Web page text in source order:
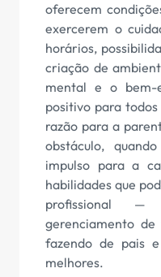
oferecem
exercerem o
horários,
criação de
mental e o bem-
positivo para
razão para a
obstáculo,
impulso para a
habilidades que
profissional
gerenciamento
fazendo de pais
melhores.